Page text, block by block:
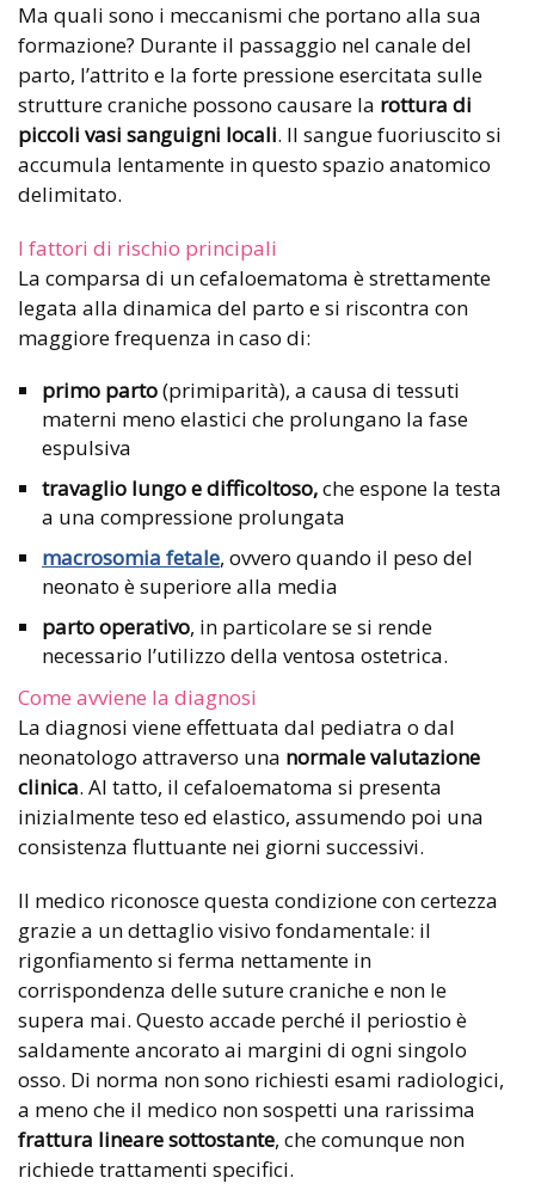
Ma quali sono i meccanismi che portano alla sua
formazione? Durante il passaggio nel canale del
parto, l’attrito e la forte pressione esercitata sulle
strutture craniche possono causare la rottura di
piccoli vasi sanguigni locali. Il sangue fuoriuscito si
accumula lentamente in questo spazio anatomico
delimitato.
I fattori di rischio principali
La comparsa di un cefaloematoma è strettamente
legata alla dinamica del parto e si riscontra con
maggiore frequenza in caso di:
primo parto(primiparità), a causa di tessuti
materni meno elastici che prolungano la fase
espulsiva
travaglio lungo e difficoltoso,che espone la testa
a una compressione prolungata
macrosomia fetale, ovvero quando il peso del
neonato è superiore alla media
parto operativo, in particolare se si rende
necessario l’utilizzo della ventosa ostetrica.
Come avviene la diagnosi
La diagnosi viene effettuata dal pediatra o dal
neonatologo attraverso una normale valutazione
clinica. Al tatto, il cefaloematoma si presenta
inizialmente teso ed elastico, assumendo poi una
consistenza fluttuante nei giorni successivi.
Il medico riconosce questa condizione con certezza
grazie a un dettaglio visivo fondamentale: il
rigonfiamento si ferma nettamente in
corrispondenza delle suture craniche e non le
supera mai. Questo accade perché il periostio è
saldamente ancorato ai margini di ogni singolo
osso. Di norma non sono richiesti esami radiologici,
a meno che il medico non sospetti una rarissima
frattura lineare sottostante, che comunque non
richiede trattamenti specifici.